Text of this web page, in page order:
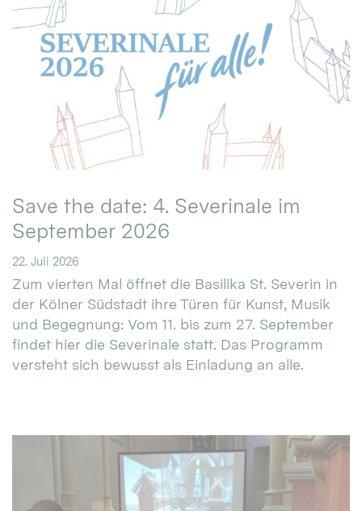
Save the date: 4. Severinale im
September 2026
22. Juli 2026
Zum vierten Mal öffnet die Basilika St. Severin in
der Kölner Südstadt ihre Türen für Kunst, Musik
und Begegnung: Vom 11. bis zum 27. September
findet hier die Severinale statt. Das Programm
versteht sich bewusst als Einladung an alle.